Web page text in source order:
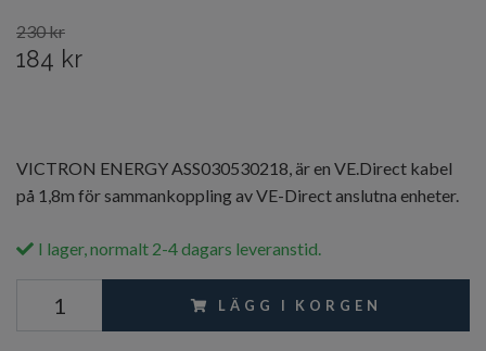
230 kr
184 kr
VICTRON ENERGY ASS030530218, är en VE.Direct kabel
på 1,8m för sammankoppling av VE-Direct anslutna enheter.
I lager, normalt 2-4 dagars leveranstid.
LÄGG I KORGEN